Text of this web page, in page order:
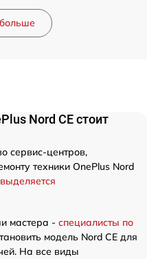
Nord CE стоит
сервис-центров,
техники OnePlus Nord
мастера - специалисты по
модель Nord CE для
На все виды